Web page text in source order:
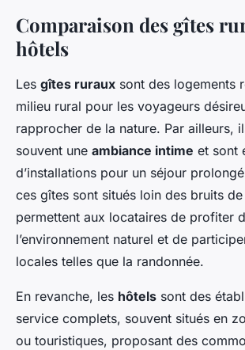
Comparaison des gîtes
hôtels
Les gîtes ruraux sont des logements
milieu rural pour les voyageurs
rapprocher de la nature. Par ailleurs,
souvent une ambiance intime et sont
d’installations pour un séjour
ces gîtes sont situés loin des bruits
permettent aux locataires de profiter
l’environnement naturel et de
locales telles que la randonnée.
En revanche, les hôtels sont des
service complets, souvent situés en
ou touristiques, proposant des